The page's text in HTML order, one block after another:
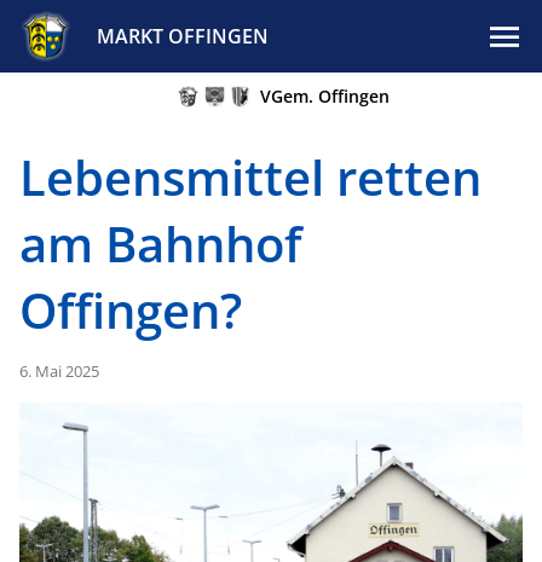
MARKT OFFINGEN
VGem. Offingen
Lebensmittel retten
am Bahnhof
Offingen?
6. Mai 2025